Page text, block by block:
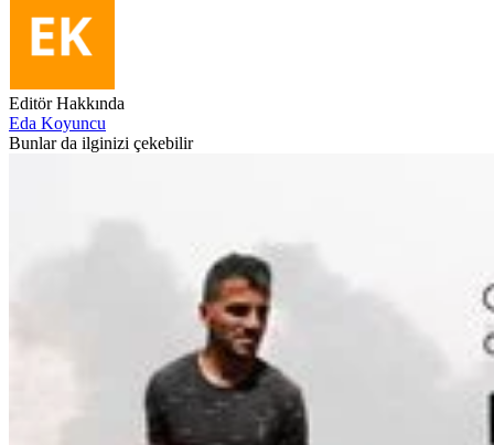
Editör Hakkında
Eda Koyuncu
Bunlar da ilginizi çekebilir